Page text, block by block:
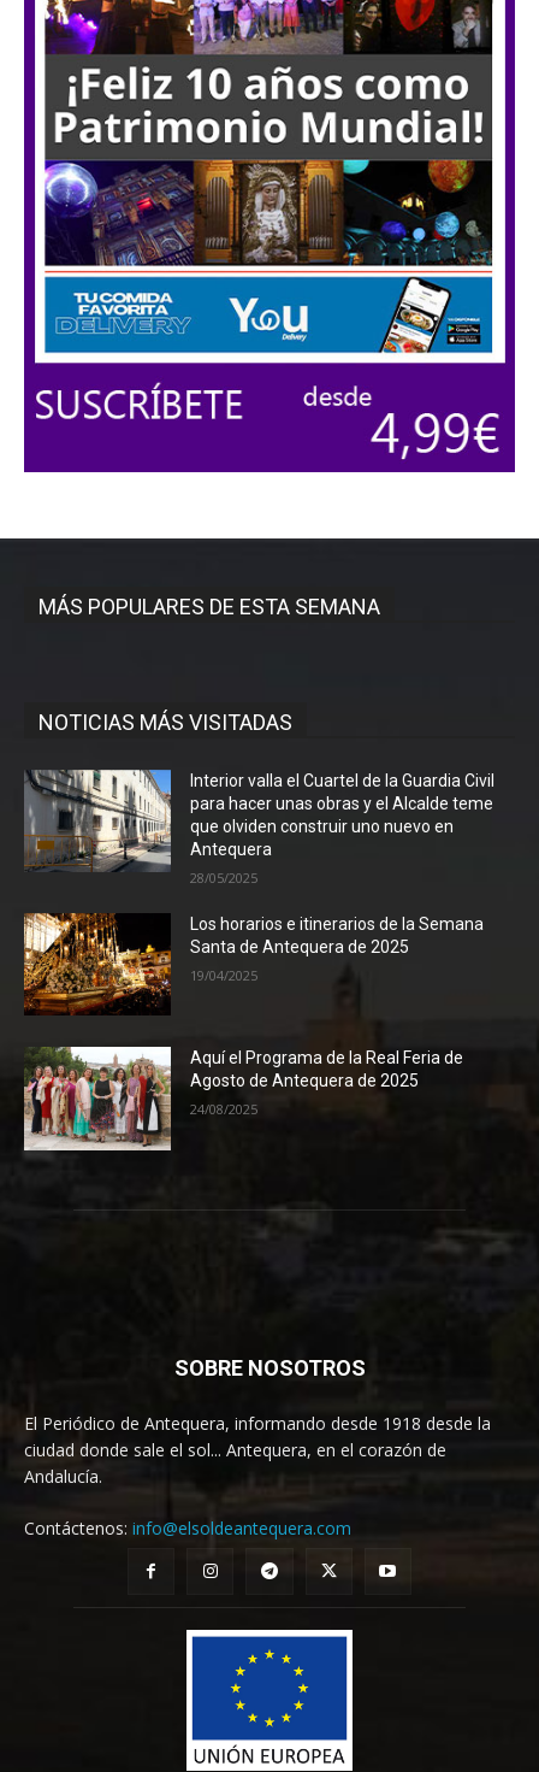
MÁS POPULARES DE ESTA SEMANA
NOTICIAS MÁS VISITADAS
Interior valla el Cuartel de la Guardia Civil
para hacer unas obras y el Alcalde teme
que olviden construir uno nuevo en
Antequera
28/05/2025
Los horarios e itinerarios de la Semana
Santa de Antequera de 2025
19/04/2025
Aquí el Programa de la Real Feria de
Agosto de Antequera de 2025
24/08/2025
SOBRE NOSOTROS
El Periódico de Antequera, informando desde 1918 desde la
ciudad donde sale el sol... Antequera, en el corazón de
Andalucía.
Contáctenos: info@elsoldeantequera.com